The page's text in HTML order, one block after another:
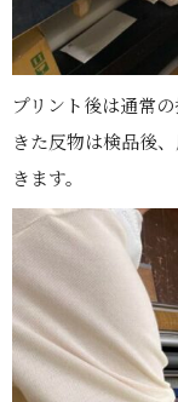
プリント後は通常
きた反物は検品後
きます。